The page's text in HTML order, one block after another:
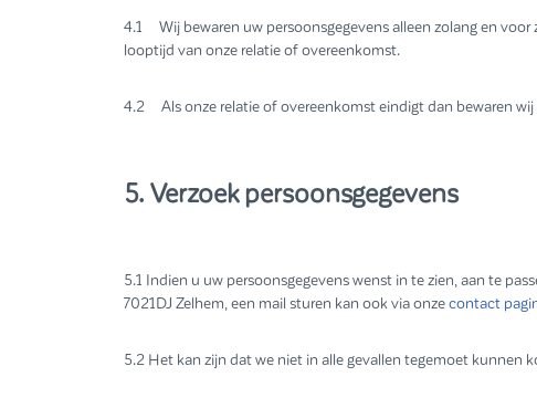
4.1 Wij bewaren uw persoonsgegevens alleen zolang en voor
looptijd van onze relatie of overeenkomst.
4.2 Als onze relatie of overeenkomst eindigt dan bewaren
5. Verzoek persoonsgegevens
5.1 Indien u uw persoonsgegevens wenst in te zien, aan te
7021DJ Zelhem, een mail sturen kan ook via onzecontact
5.2 Het kan zijn dat we niet in alle gevallen tegemoet kunnen